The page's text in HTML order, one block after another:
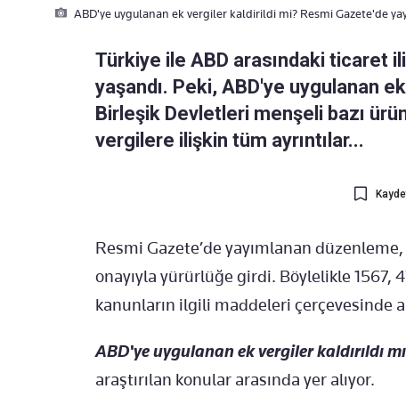
ABD'ye uygulanan ek vergiler kaldirildi mi? Resmi Gazete'de
Türkiye ile ABD arasındaki ticaret
yaşandı. Peki, ABD'ye uygulanan
Birleşik Devletleri menşeli bazı
vergilere ilişkin tüm ayrıntılar...
Resmi Gazete’de yayımlanan
onayıyla yürürlüğe girdi. Böylelikle 1567,
kanunların ilgili maddeleri çerçevesinde
ABD'ye uygulanan ek vergiler kaldırıldı
araştırılan konular arasında yer alıyor.